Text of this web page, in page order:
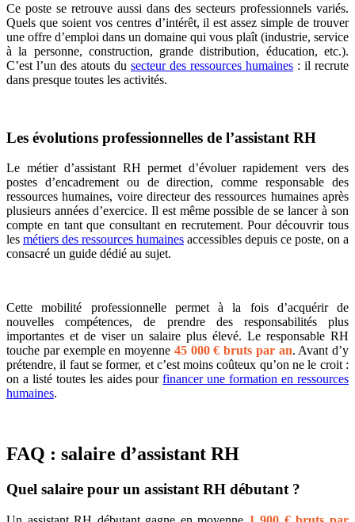
Ce poste se retrouve aussi dans des secteurs professionnels variés.
Quels que soient vos centres d’intérêt, il est assez simple de trouver
une offre d’emploi dans un domaine qui vous plaît (industrie, service
à la personne, construction, grande distribution, éducation, etc.).
C’est l’un des atouts du secteur des ressources humaines : il recrute
dans presque toutes les activités.
Les évolutions professionnelles de l’assistant RH
Le métier d’assistant RH permet d’évoluer rapidement vers des
postes d’encadrement ou de direction, comme responsable des
ressources humaines, voire directeur des ressources humaines après
plusieurs années d’exercice. Il est même possible de se lancer à son
compte en tant que consultant en recrutement. Pour découvrir tous
les métiers des ressources humaines accessibles depuis ce poste, on a
consacré un guide dédié au sujet.
Cette mobilité professionnelle permet à la fois d’acquérir de
nouvelles compétences, de prendre des responsabilités plus
importantes et de viser un salaire plus élevé. Le responsable RH
touche par exemple en moyenne 45 000 € bruts par an. Avant d’y
prétendre, il faut se former, et c’est moins coûteux qu’on ne le croit :
on a listé toutes les aides pourfinancer une formation en ressources
humaines.
FAQ : salaire d’assistant RH
Quel salaire pour un assistant RH débutant ?